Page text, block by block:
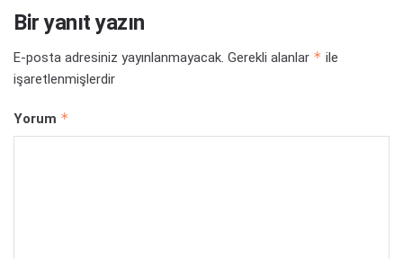
Bir yanıt yazın
E-posta adresiniz yayınlanmayacak. Gerekli alanlar * ile
işaretlenmişlerdir
Yorum *